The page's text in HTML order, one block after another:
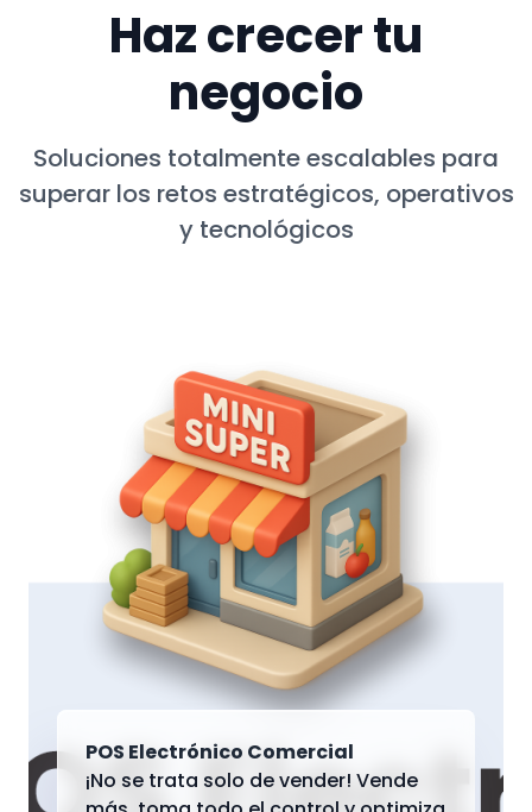
Haz crecer tu
negocio
Soluciones totalmente escalables para
superar los retos estratégicos, operativos
y tecnológicos
POS Electrónico Comercial
¡No se trata solo de vender! Vende